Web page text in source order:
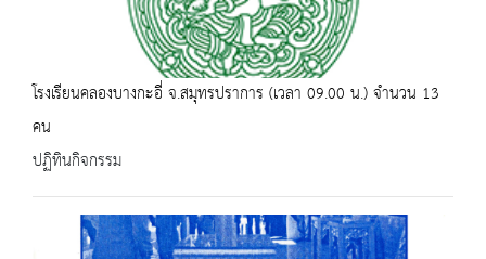
โรงเรียนคลองบางกะอี่ จ.สมุทรปราการ (เวลา 09.00 น.) จำนวน 13
คน
ปฏิทินกิจกรรม